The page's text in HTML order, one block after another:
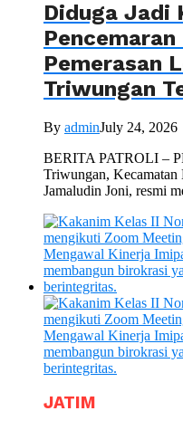
Diduga Jadi
Pemerasan
Triwungan
By adminJuly 24, 2026
BERITA PATROLI –
Triwungan, Kecamatan
Jamaludin Joni, resmi
JATIM